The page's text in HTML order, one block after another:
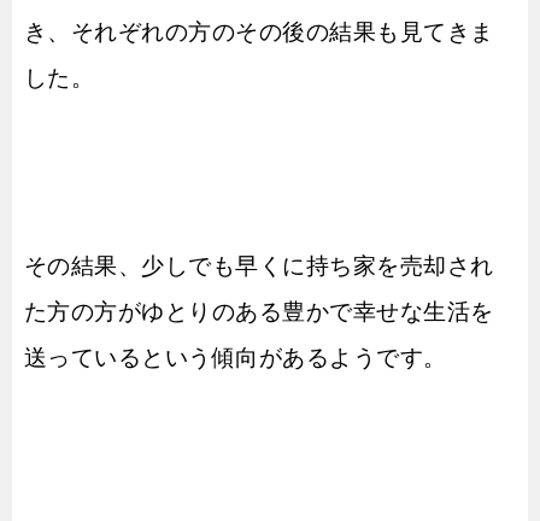
き、それぞれの方のその後の結果も見てきま
した。
その結果、少しでも早くに持ち家を売却され
た方の方がゆとりのある豊かで幸せな生活を
送っているという傾向があるようです。